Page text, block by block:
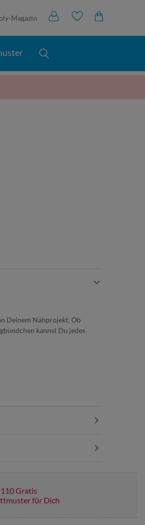
Magazin
Deinem Nähprojekt. Ob
kannst Du jedes
Gratis
für Dich